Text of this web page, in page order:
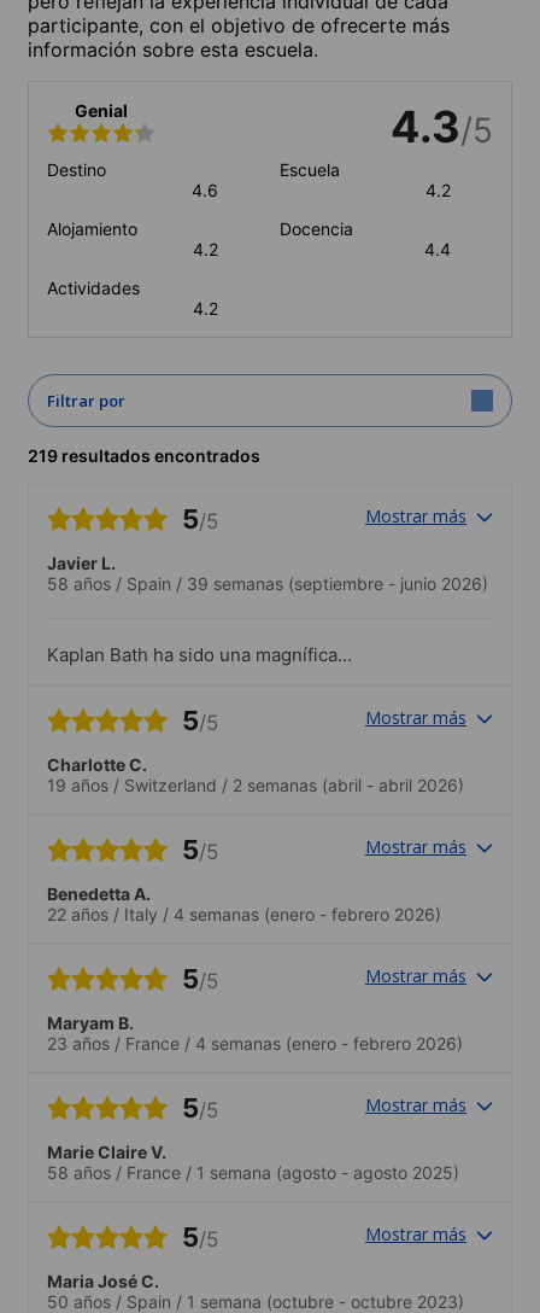
participante, con el objetivo de ofrecerte más
información sobre esta escuela.
Genial 4.3/5
Destino
4.6
Escuela
4.2
Alojamiento
4.2
Docencia
4.4
Actividades
4.2
Filtrar por
219 resultados encontrados
5/5 Mostrar más
Javier L.
58 años / Spain / 39 semanas (septiembre - junio 2026)
Kaplan Bath ha sido una magnífica
profesorado es estupendo y el staff nos
teníamos alguna duda o algún tema por
solucionar.La escuela ofrece contínuas
bastantes eventos a los que uno se
puede incorporar. La disposición del staff
para todas estas alternativas es
estupenda
5/5 Mostrar más
Charlotte C.
19 años / Switzerland / 2 semanas (abril - abril 2026)
5/5 Mostrar más
Benedetta A.
22 años / Italy / 4 semanas (enero - febrero 2026)
5/5 Mostrar más
Maryam B.
23 años / France / 4 semanas (enero - febrero 2026)
5/5 Mostrar más
Marie Claire V.
58 años / France / 1 semana (agosto - agosto 2025)
5/5 Mostrar más
Maria José C.
50 años / Spain / 1 semana (octubre - octubre 2023)